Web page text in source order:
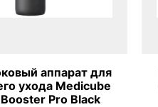
аппарат для
ухода Medicube
Pro Black